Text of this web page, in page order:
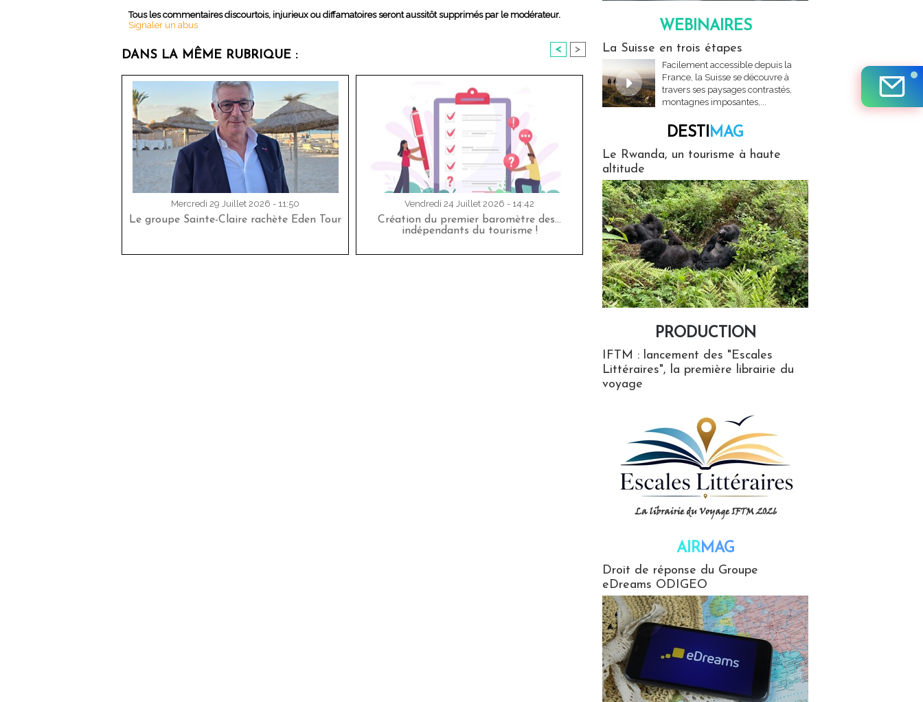
Tous les commentaires discourtois, injurieux ou diffamatoires seront aussitôt supprimés par le modérateur.
Signaler un abus
DANS LA MÊME RUBRIQUE : < >
Mercredi 29 Juillet 2026 - 11:50
Le groupe Sainte-Claire rachète Eden Tour
Vendredi 24 Juillet 2026 - 14:42
Création du premier baromètre des…
indépendants du tourisme !
WEBINAIRES
La Suisse en trois étapes
Facilement accessible depuis la
France, la Suisse se découvre à
travers ses paysages contrastés,
montagnes imposantes,...
DESTIMAG
Le Rwanda, un tourisme à haute
altitude
PRODUCTION
IFTM : lancement des "Escales
Littéraires", la première librairie du
voyage
AIRMAG
Droit de réponse du Groupe
eDreams ODIGEO